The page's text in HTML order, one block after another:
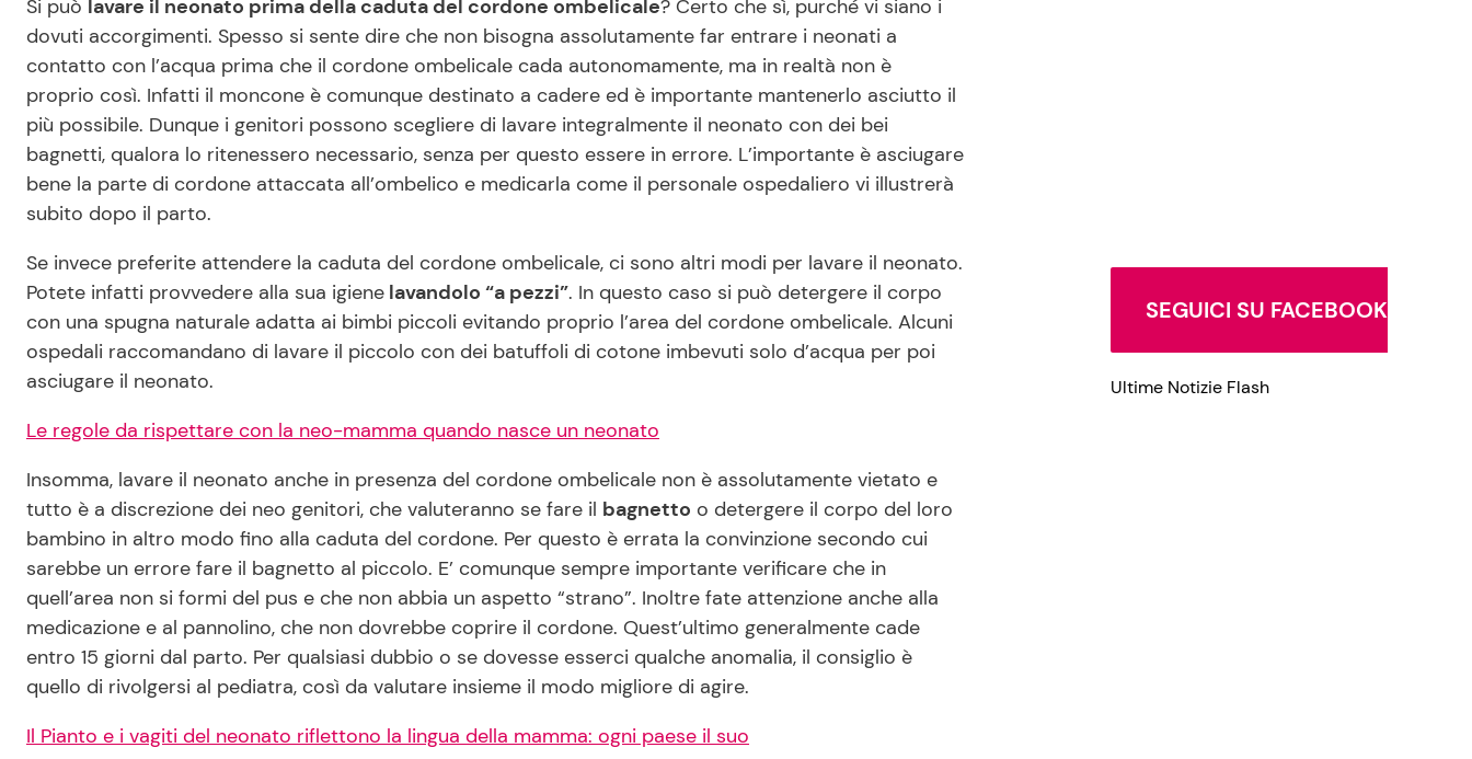
Si può lavare il neonato prima della caduta del cordone ombelicale? Certo che sì, purché vi siano i
dovuti accorgimenti. Spesso si sente dire che non bisogna assolutamente far entrare i neonati a
contatto con l’acqua prima che il cordone ombelicale cada autonomamente, ma in realtà non è
proprio così. Infatti il moncone è comunque destinato a cadere ed è importante mantenerlo asciutto il
più possibile. Dunque i genitori possono scegliere di lavare integralmente il neonato con dei bei
bagnetti, qualora lo ritenessero necessario, senza per questo essere in errore. L’importante è asciugare
bene la parte di cordone attaccata all’ombelico e medicarla come il personale ospedaliero vi illustrerà
subito dopo il parto.
Se invece preferite attendere la caduta del cordone ombelicale, ci sono altri modi per lavare il neonato.
Potete infatti provvedere alla sua igiene lavandolo “a pezzi”. In questo caso si può detergere il corpo
con una spugna naturale adatta ai bimbi piccoli evitando proprio l’area del cordone ombelicale. Alcuni
ospedali raccomandano di lavare il piccolo con dei batuffoli di cotone imbevuti solo d’acqua per poi
asciugare il neonato.
Le regole da rispettare con la neo-mamma quando nasce un neonato
Insomma, lavare il neonato anche in presenza del cordone ombelicale non è assolutamente vietato e
tutto è a discrezione dei neo genitori, che valuteranno se fare il bagnetto o detergere il corpo del loro
bambino in altro modo fino alla caduta del cordone. Per questo è errata la convinzione secondo cui
sarebbe un errore fare il bagnetto al piccolo. E’ comunque sempre importante verificare che in
quell’area non si formi del pus e che non abbia un aspetto “strano”. Inoltre fate attenzione anche alla
medicazione e al pannolino, che non dovrebbe coprire il cordone. Quest’ultimo generalmente cade
entro 15 giorni dal parto. Per qualsiasi dubbio o se dovesse esserci qualche anomalia, il consiglio è
quello di rivolgersi al pediatra, così da valutare insieme il modo migliore di agire.
Il Pianto e i vagiti del neonato riflettono la lingua della mamma: ogni paese il suo
SEGUICI SU FACEBOOK
Ultime Notizie Flash